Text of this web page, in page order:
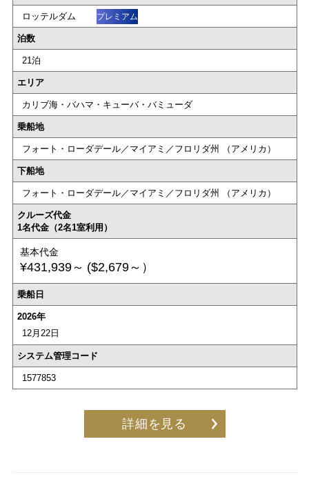
ロッテルダム プレミアム
泊数
21泊
エリア
カリブ海・バハマ・キューバ・バミューダ
乗船地
フォート・ローダデール／マイアミ／フロリダ州 （アメリカ）
下船地
フォート・ローダデール／マイアミ／フロリダ州 （アメリカ）
クルーズ代金
1名代金（2名1室利用）
基本代金
¥431,939～ ($2,679～）
乗船日
2026年
12月22日
システム管理コード
1577853
詳細を見る